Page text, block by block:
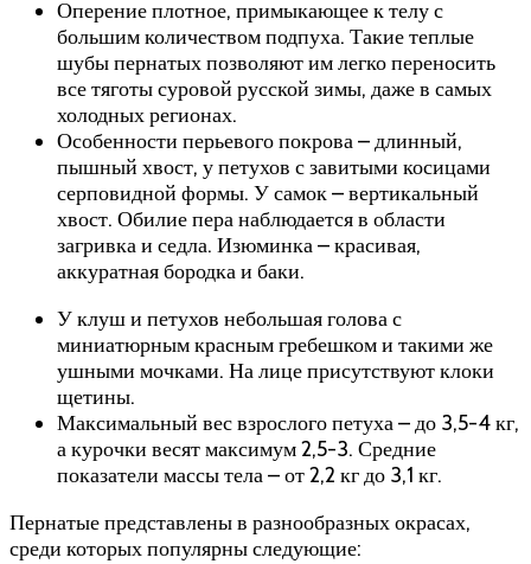
Оперение плотное, примыкающее к телу с
большим количеством подпуха. Такие теплые
шубы пернатых позволяют им легко переносить
все тяготы суровой русской зимы, даже в самых
холодных регионах.
Особенности перьевого покрова – длинный,
пышный хвост, у петухов с завитыми косицами
серповидной формы. У самок – вертикальный
хвост. Обилие пера наблюдается в области
загривка и седла. Изюминка – красивая,
аккуратная бородка и баки.
У клуш и петухов небольшая голова с
миниатюрным красным гребешком и такими же
ушными мочками. На лице присутствуют клоки
щетины.
Максимальный вес взрослого петуха – до 3,5-4 кг,
а курочки весят максимум 2,5-3. Средние
показатели массы тела – от 2,2 кг до 3,1 кг.
Пернатые представлены в разнообразных окрасах,
среди которых популярны следующие: